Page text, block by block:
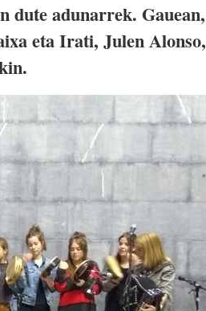
dute adunarrek. Gauean,
eta Irati, Julen Alonso,